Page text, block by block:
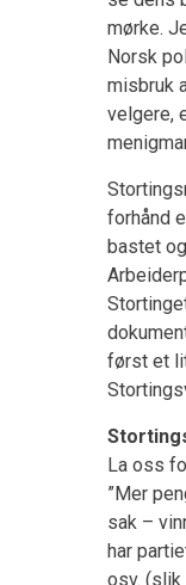
mørke.
Norsk
misbruk
velgere,
forhånd
bastet
først et
La oss
”Mer
sak –
har
osv. (slik